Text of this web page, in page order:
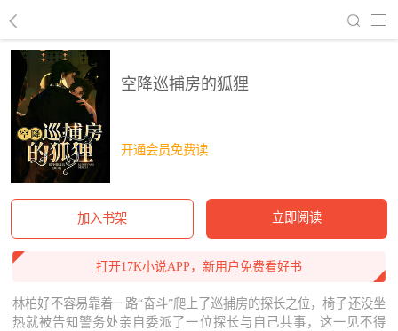
空降巡捕房的狐狸
开通会员免费读
加入书架 立即阅读
打开17K小说APP，新用户免费看好书
林柏好不容易靠着一路“奋斗”爬上了巡捕房的探长之位，椅子还没坐
热就被告知警务处亲自委派了一位探长与自己共事，这一见不得